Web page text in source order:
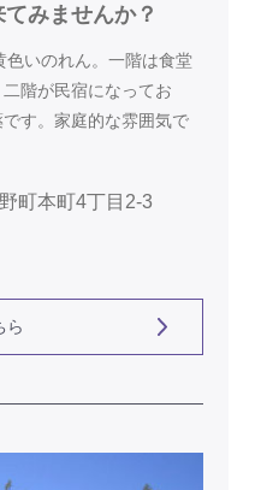
てみませんか？
いのれん。一階は食堂
階が民宿になってお
す。家庭的な雰囲気で
町本町4丁目2-3
ら